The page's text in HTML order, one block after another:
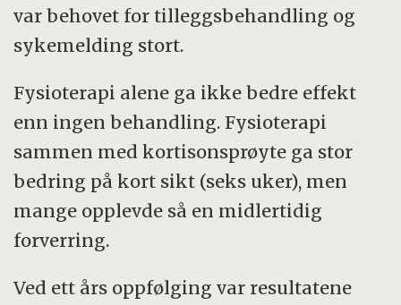
var behovet for tilleggsbehandling og
sykemelding stort.
Fysioterapi alene ga ikke bedre effekt
enn ingen behandling. Fysioterapi
sammen med kortisonsprøyte ga stor
bedring på kort sikt (seks uker), men
mange opplevde så en midlertidig
forverring.
Ved ett års oppfølging var resultatene